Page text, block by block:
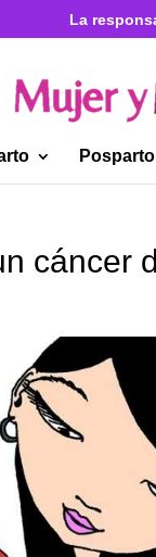
La
Posparto
cáncer